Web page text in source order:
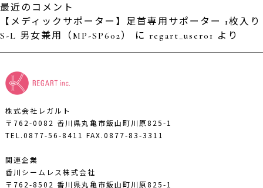
最近のコメント
【メディックサポーター】足首専用サポーター 1枚入り
S-L 男女兼用（MP-SP602）
に regart_user01 より
株式会社レガルト
〒762-0082 香川県丸亀市飯山町川原825-1
TEL.0877-56-8411 FAX.0877-83-3311
関連企業
香川シームレス株式会社
〒762-8502 香川県丸亀市飯山町川原825-1